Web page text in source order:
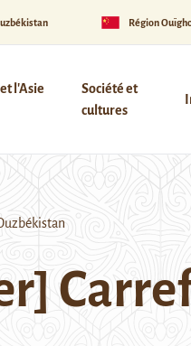
Région
l'Asie
Société et
cultures